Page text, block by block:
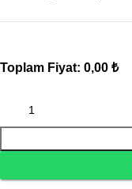
Toplam Fiyat: 0,00 ₺